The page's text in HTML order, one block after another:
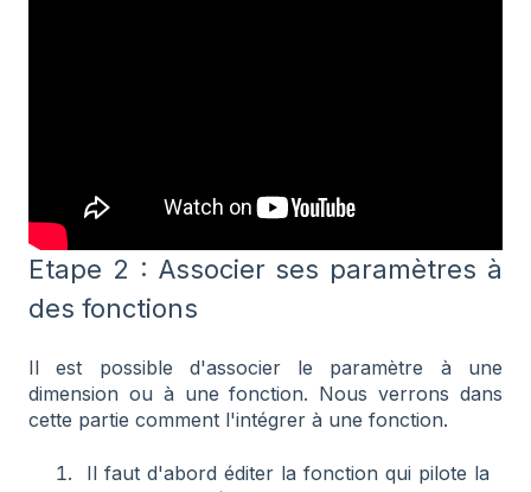
Etape 2 : Associer ses paramètres à
des fonctions
Il est possible d'associer le paramètre à une
dimension ou à une fonction. Nous verrons dans
cette partie comment l'intégrer à une fonction.
Il faut d'abord éditer la fonction qui pilote la